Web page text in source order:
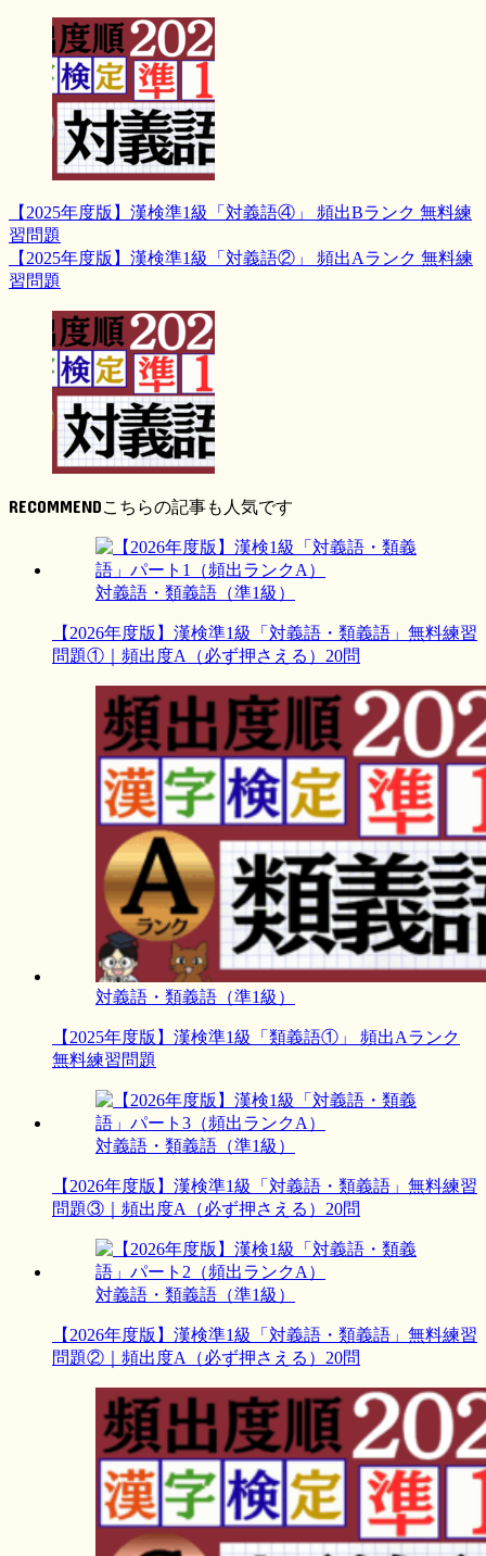
【2025年度版】漢検準1級「対義語④」 頻出Bランク 無料練
習問題
【2025年度版】漢検準1級「対義語②」 頻出Aランク 無料練
習問題
RECOMMEND
対義語・類義語（準1級）
【2026年度版】漢検準1級「対義語・類義語」無料練習
問題①｜頻出度A（必ず押さえる）20問
対義語・類義語（準1級）
【2025年度版】漢検準1級「類義語①」 頻出Aランク
無料練習問題
対義語・類義語（準1級）
【2026年度版】漢検準1級「対義語・類義語」無料練習
問題③｜頻出度A（必ず押さえる）20問
対義語・類義語（準1級）
【2026年度版】漢検準1級「対義語・類義語」無料練習
問題②｜頻出度A（必ず押さえる）20問